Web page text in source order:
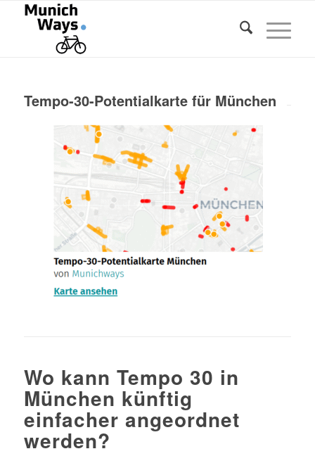
Tempo-30-Potentialkarte für München
Wo kann Tempo 30 in
München künftig
einfacher angeordnet
werden?